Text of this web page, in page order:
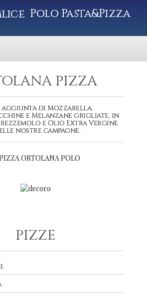
Polo Pasta&Pizza
PIZZA
aggiunta di Mozzarella,
e Melanzane grigliate, in
e Olio Extra Vergine
nostre campagne.
PIZZE